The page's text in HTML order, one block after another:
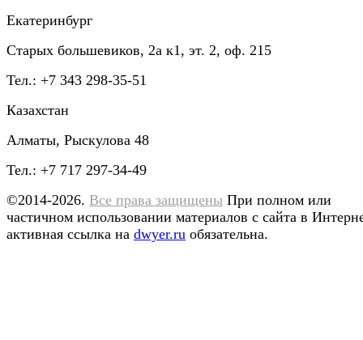
Екатеринбург
Старых большевиков, 2а к1, эт. 2, оф. 215
Тел.: +7 343 298-35-51
Казахстан
Алматы, Рыскулова 48
Тел.: +7 717 297-34-49
©2014-2026. Все права защищены При полном или
частичном использовании материалов с сайта в
активная ссылка на dwyer.ru обязательна.